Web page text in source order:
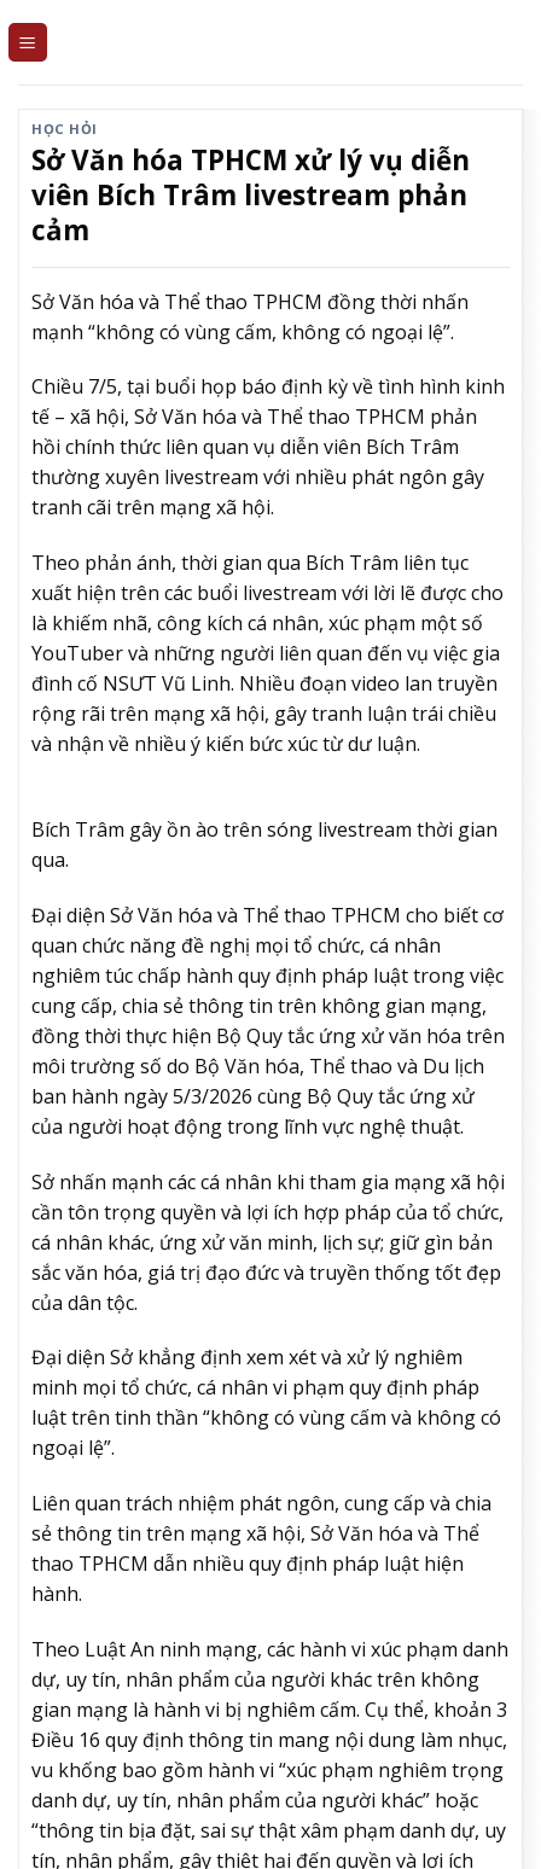
HỌC HỎI
Sở Văn hóa TPHCM xử lý vụ diễn
viên Bích Trâm livestream phản
cảm
Sở Văn hóa và Thể thao TPHCM đồng thời nhấn
mạnh “không có vùng cấm, không có ngoại lệ”.
Chiều 7/5, tại buổi họp báo định kỳ về tình hình kinh
tế – xã hội, Sở Văn hóa và Thể thao TPHCM phản
hồi chính thức liên quan vụ diễn viên Bích Trâm
thường xuyên livestream với nhiều phát ngôn gây
tranh cãi trên mạng xã hội.
Theo phản ánh, thời gian qua Bích Trâm liên tục
xuất hiện trên các buổi livestream với lời lẽ được cho
là khiếm nhã, công kích cá nhân, xúc phạm một số
YouTuber và những người liên quan đến vụ việc gia
đình cố NSƯT Vũ Linh. Nhiều đoạn video lan truyền
rộng rãi trên mạng xã hội, gây tranh luận trái chiều
và nhận về nhiều ý kiến bức xúc từ dư luận.
Bích Trâm gây ồn ào trên sóng livestream thời gian
qua.
Đại diện Sở Văn hóa và Thể thao TPHCM cho biết cơ
quan chức năng đề nghị mọi tổ chức, cá nhân
nghiêm túc chấp hành quy định pháp luật trong việc
cung cấp, chia sẻ thông tin trên không gian mạng,
đồng thời thực hiện Bộ Quy tắc ứng xử văn hóa trên
môi trường số do Bộ Văn hóa, Thể thao và Du lịch
ban hành ngày 5/3/2026 cùng Bộ Quy tắc ứng xử
của người hoạt động trong lĩnh vực nghệ thuật.
Sở nhấn mạnh các cá nhân khi tham gia mạng xã hội
cần tôn trọng quyền và lợi ích hợp pháp của tổ chức,
cá nhân khác, ứng xử văn minh, lịch sự; giữ gìn bản
sắc văn hóa, giá trị đạo đức và truyền thống tốt đẹp
của dân tộc.
Đại diện Sở khẳng định xem xét và xử lý nghiêm
minh mọi tổ chức, cá nhân vi phạm quy định pháp
luật trên tinh thần “không có vùng cấm và không có
ngoại lệ”.
Liên quan trách nhiệm phát ngôn, cung cấp và chia
sẻ thông tin trên mạng xã hội, Sở Văn hóa và Thể
thao TPHCM dẫn nhiều quy định pháp luật hiện
hành.
Theo Luật An ninh mạng, các hành vi xúc phạm danh
dự, uy tín, nhân phẩm của người khác trên không
gian mạng là hành vi bị nghiêm cấm. Cụ thể, khoản 3
Điều 16 quy định thông tin mang nội dung làm nhục,
vu khống bao gồm hành vi “xúc phạm nghiêm trọng
danh dự, uy tín, nhân phẩm của người khác” hoặc
“thông tin bịa đặt, sai sự thật xâm phạm danh dự, uy
tín, nhân phẩm, gây thiệt hại đến quyền và lợi ích